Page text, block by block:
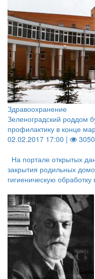
Здравоохранение
Зеленоградский роддом
профилактику в конце
02.02.2017 17:00 |
3050
На портале открытых
закрытия родильных
гигиеническую обработку